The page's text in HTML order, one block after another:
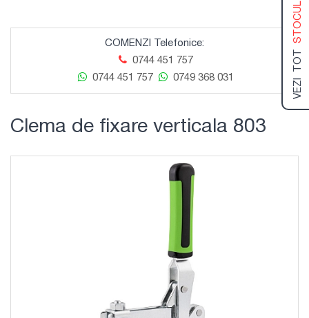
VEZI TOT
STOCUL
COMENZI Telefonice:
0744 451 757
0744 451 757
0749 368 031
Clema de fixare verticala 803